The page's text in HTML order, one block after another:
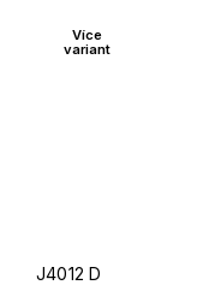
Více
variant
J4012 D